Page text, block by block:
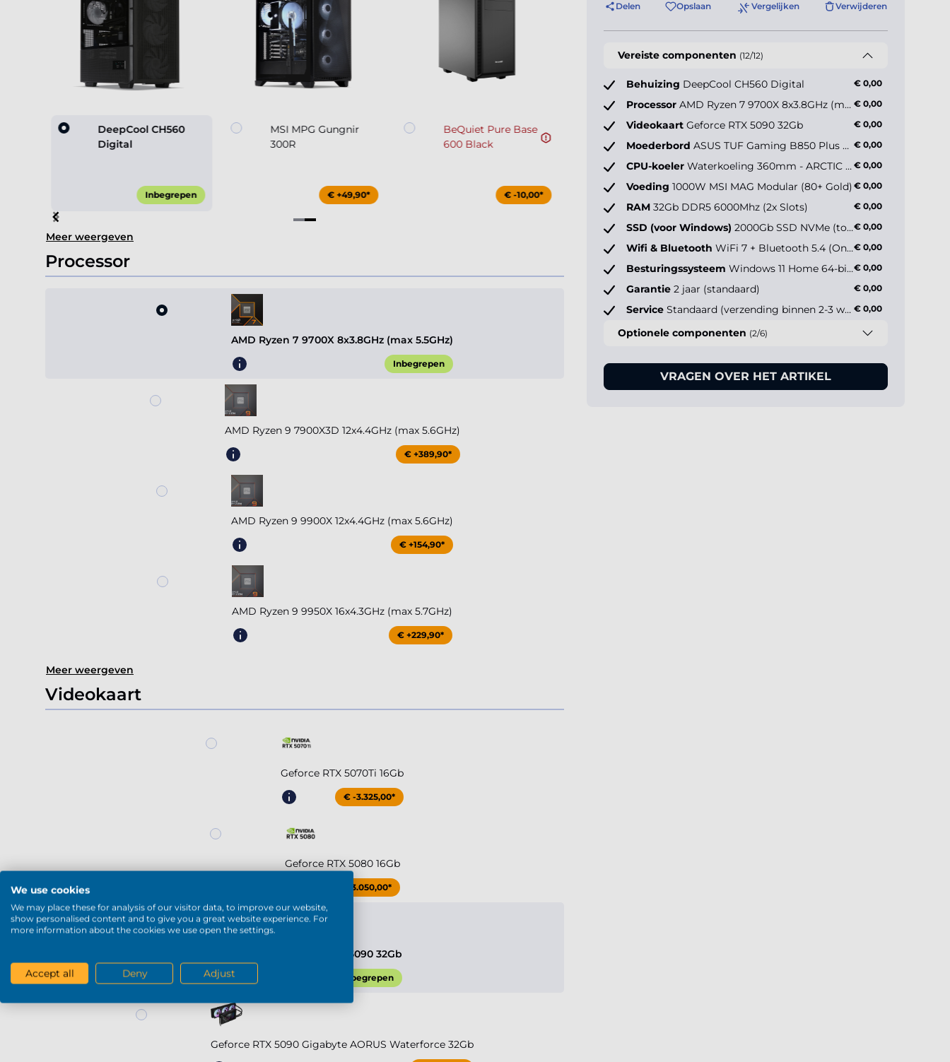
DeepCool CH560
Digital
Inbegrepen
MSI MPG Gungnir
300R
€ +49,90*
BeQuiet Pure Base
600 Black
€ -10,00*
Item
2
of
4
Meer weergeven
Processor
AMD Ryzen 7 9700X 8x3.8GHz (max 5.5GHz)
Inbegrepen
AMD Ryzen 9 7900X3D 12x4.4GHz (max 5.6GHz)
€ +389,90*
AMD Ryzen 9 9900X 12x4.4GHz (max 5.6GHz)
€ +154,90*
AMD Ryzen 9 9950X 16x4.3GHz (max 5.7GHz)
€ +229,90*
Meer weergeven
Videokaart
Geforce RTX 5070Ti 16Gb
€ -3.325,00*
Geforce RTX 5080 16Gb
€ -3.050,00*
Geforce RTX 5090 32Gb
Inbegrepen
Geforce RTX 5090 Gigabyte AORUS Waterforce 32Gb
Delen Opslaan Vergelijken Verwijderen
Vereiste componenten (12/12)
Behuizing DeepCool CH560 Digital € 0,00
Processor AMD Ryzen 7 9700X 8x3.8GHz (max 5.5GHz) € 0,00
Videokaart Geforce RTX 5090 32Gb € 0,00
Moederbord ASUS TUF Gaming B850 Plus WiFi € 0,00
CPU-koeler Waterkoeling 360mm - ARCTIC Liquid Freezer III Pro 360 € 0,00
Voeding 1000W MSI MAG Modular (80+ Gold) € 0,00
RAM 32Gb DDR5 6000Mhz (2x Slots) € 0,00
SSD (voor Windows) 2000Gb SSD NVMe (tot 5000MB/s)€ 0,00
Wifi & Bluetooth WiFi 7 + Bluetooth 5.4 (Onboard)€ 0,00
Besturingssysteem Windows 11 Home 64-bit NL€ 0,00
Garantie 2 jaar (standaard) € 0,00
Service Standaard (verzending binnen 2-3 werkdagen) € 0,00
Optionele componenten (2/6)
VRAGEN OVER HET ARTIKEL
We use cookies
We may place these for analysis of our visitor data, to improve our website,
show personalised content and to give you a great website experience. For
more information about the cookies we use open the settings.
Accept all Deny Adjust